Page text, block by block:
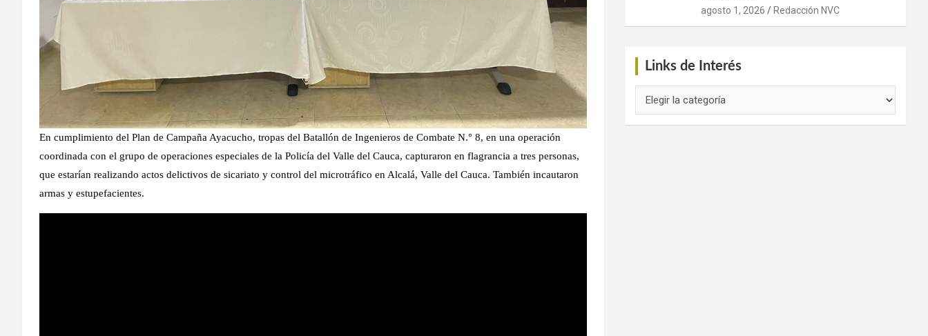
En cumplimiento del Plan de Campaña Ayacucho, tropas del Batallón de Ingenieros de Combate N.° 8, en una operación
coordinada con el grupo de operaciones especiales de la Policía del Valle del Cauca, capturaron en flagrancia a tres personas,
que estarían realizando actos delictivos de sicariato y control del microtráfico en Alcalá, Valle del Cauca. También incautaron
armas y estupefacientes.
agosto 1, 2026 Redacción NVC
Links de Interés
de